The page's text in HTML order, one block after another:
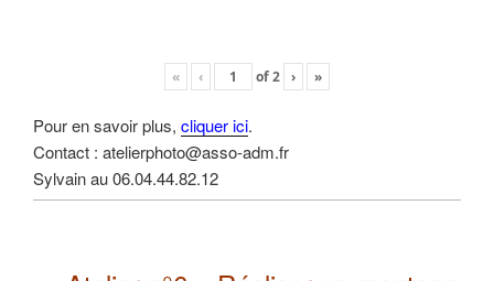
« ‹ of2 › »
Pour en savoir plus, cliquer ici.
Contact : atelierphoto@asso-adm.fr
Sylvain au 06.04.44.82.12